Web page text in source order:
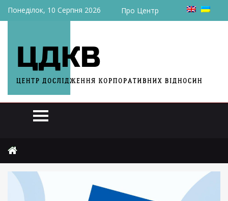
Понеділок, 10 Серпня 2026 Про Центр
НАЗК вдосконалило роз’яснення щодо конфлікту інтересів